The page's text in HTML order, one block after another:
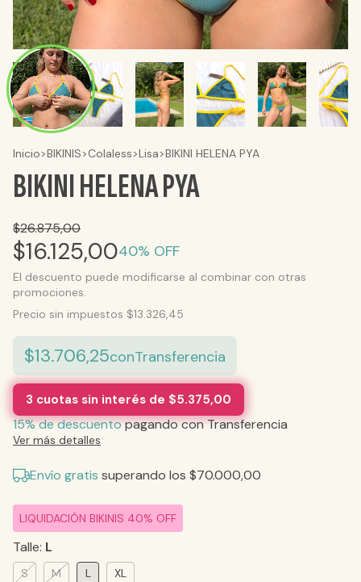
Inicio>BIKINIS>Colaless>Lisa>BIKINI HELENA PYA
BIKINI HELENA PYA
$26.875,00
$16.125,0040% OFF
El descuento puede modificarse al combinar con otras
promociones.
Precio sin impuestos $13.326,45
$13.706,25conTransferencia
3 cuotas sin interés de $5.375,00
15% de descuentopagando con Transferencia
Ver más detalles
Envío gratis superando los$70.000,00
LIQUIDACIÓN BIKINIS 40% OFF
Talle: L
S M L XL